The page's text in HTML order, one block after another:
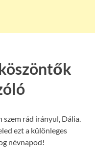
rád irányul, Dália.
ezt a különleges
névnapod!